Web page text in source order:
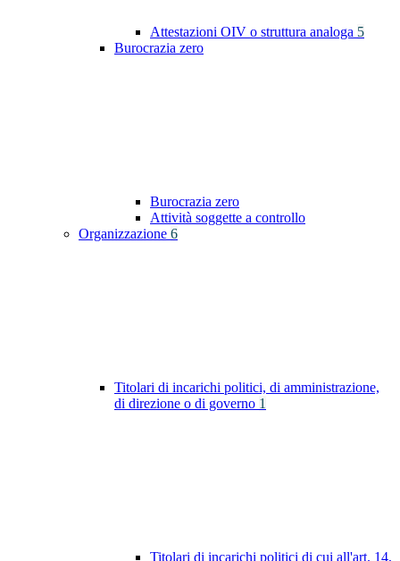
Attestazioni OIV o struttura analoga 5
Burocrazia zero
Burocrazia zero
Attività soggette a controllo
Organizzazione 6
Titolari di incarichi politici, di amministrazione,
di direzione o di governo 1
Titolari di incarichi politici di cui all'art. 14,